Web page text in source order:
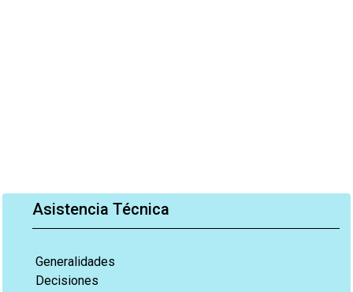
Asistencia Técnica
Generalidades
Decisiones